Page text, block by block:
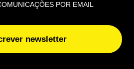
POR EMAIL
newsletter